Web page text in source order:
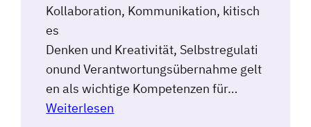
Kollaboration, Kommunikation, kitisch
es
Denken und Kreativität, Selbstregulati
onund Verantwortungsübernahme gelt
en als wichtige Kompetenzen für…
Weiterlesen